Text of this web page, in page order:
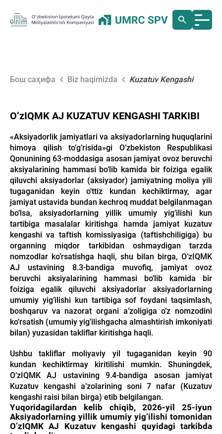
Бош саҳифа Biz haqimizda Kuzatuv Kengashi
OʼzIQMK AJ KUZATUV KENGASHI TARKIBI
«Аksiyadorlik jamiyatlari va aksiyadorlarning huquqlarini
himoya qilish toʼgʼrisida»gi Oʼzbekiston Respublikasi
Qonunining 63-moddasiga asosan jamiyat ovoz beruvchi
aksiyalarining hammasi boʼlib kamida bir foiziga egalik
qiluvchi aksiyadorlar (aksiyador) jamiyatning moliya yili
tugaganidan keyin oʼttiz kundan kechiktirmay, agar
jamiyat ustavida bundan kechroq muddat belgilanmagan
boʼlsa, aksiyadorlarning yillik umumiy yigʼilishi kun
tartibiga masalalar kiritishga hamda jamiyat kuzatuv
kengashi va taftish komissiyasiga (taftishchiligiga) bu
organning miqdor tarkibidan oshmaydigan tarzda
nomzodlar koʼrsatishga haqli, shu bilan birga, OʼzIQMK
AJ ustavining 8.3-bandiga muvofiq, jamiyat ovoz
beruvchi aksiyalarining hammasi boʼlib kamida bir
foiziga egalik qiluvchi aksiyadorlar aksiyadorlarning
umumiy yigʼilishi kun tartibiga sof foydani taqsimlash,
boshqaruv va nazorat organi aʼzoligiga oʼz nomzodini
koʼrsatish (umumiy yigʼilishgacha almashtirish imkoniyati
bilan) yuzasidan takliflar kiritishga haqli.
Ushbu takliflar moliyaviy yil tugaganidan keyin 90
kundan kechiktirmay kiritilishi mumkin. Shuningdek,
OʼzIQMK AJ ustavining 9.4-bandiga asosan jamiyat
Kuzatuv kengashi aʼzolarining soni 7 nafar (Kuzatuv
kengashi raisi bilan birga) etib belgilangan.
Yuqoridagilardan kelib chiqib, 2026-yil 25-iyun
Aksiyadorlarning yillik umumiy yigʼilishi tomonidan
OʼzIQMK AJ Kuzatuv kengashi quyidagi tarkibda